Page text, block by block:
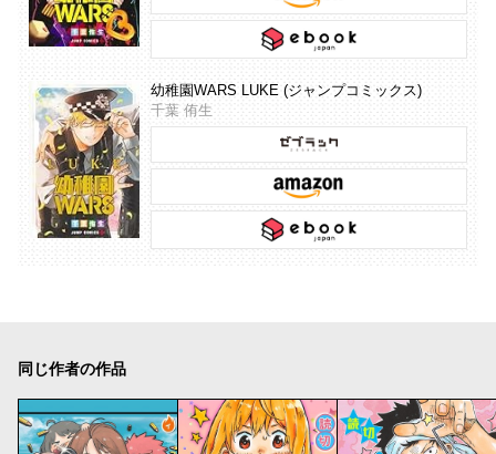
幼稚園WARS LUKE (ジャンプコミックス)
千葉 侑生
同じ作者の作品